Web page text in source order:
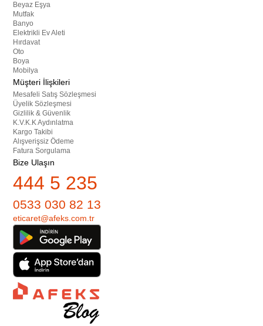
Beyaz Eşya
Mutfak
Banyo
Elektrikli Ev Aleti
Hırdavat
Oto
Boya
Mobilya
Müşteri İlişkileri
Mesafeli Satış Sözleşmesi
Üyelik Sözleşmesi
Gizlilik & Güvenlik
K.V.K.K Aydınlatma
Kargo Takibi
Alışverişsiz Ödeme
Fatura Sorgulama
Bize Ulaşın
444 5 235
0533 030 82 13
eticaret@afeks.com.tr